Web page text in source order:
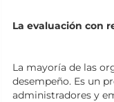
La evaluación con
La mayoría de las
desempeño. Es un
administradores y